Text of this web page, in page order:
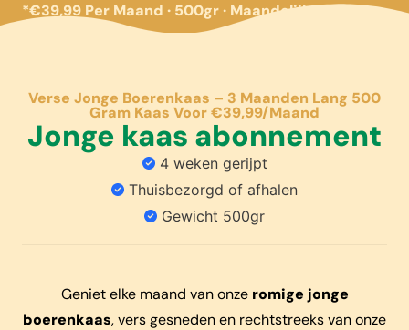
*€39,99 Per Maand · 500gr · Maandelijks
Geleverd
Verse Jonge Boerenkaas – 3 Maanden Lang 500
Gram Kaas Voor €39,99/maand
Jonge kaas abonnement
4 weken gerijpt
Thuisbezorgd of afhalen
Gewicht 500gr
Geniet elke maand van onze romige jonge
boerenkaas, vers gesneden en rechtstreeks van onze